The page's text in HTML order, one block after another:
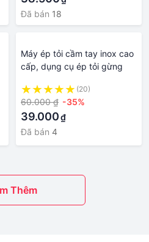
Đã bán 18
Máy ép tỏi cầm tay inox cao
cấp, dụng cụ ép tỏi gừng
(20)
60.000 ₫ -35%
39.000₫
Đã bán 4
Thêm